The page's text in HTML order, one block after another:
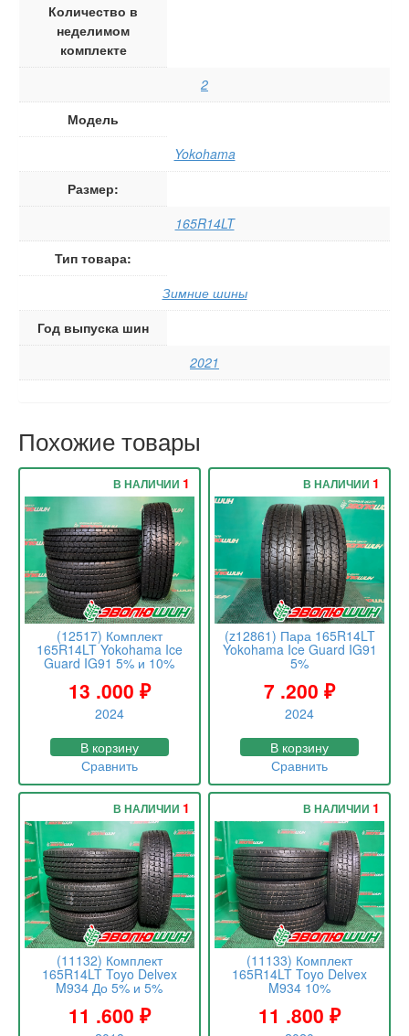
Количество в
неделимом
комплекте
2
Модель
Yokohama
Размер:
165R14LT
Тип товара:
Зимние шины
Год выпуска шин
2021
Похожие товары
(12517) Комплект
165R14LT Yokohama Ice
Guard IG91 5% и 10%
13 .000 ₽
2024
В НАЛИЧИИ 1
В корзину
Сравнить
(z12861) Пара 165R14LT
Yokohama Ice Guard IG91
5%
7 .200₽
2024
В НАЛИЧИИ 1
В корзину
Сравнить
(11132) Комплект
165R14LT Toyo Delvex
M934 До 5% и 5%
11 .600 ₽
В НАЛИЧИИ 1
(11133) Комплект
165R14LT Toyo Delvex
M934 10%
11 .800₽
В НАЛИЧИИ 1